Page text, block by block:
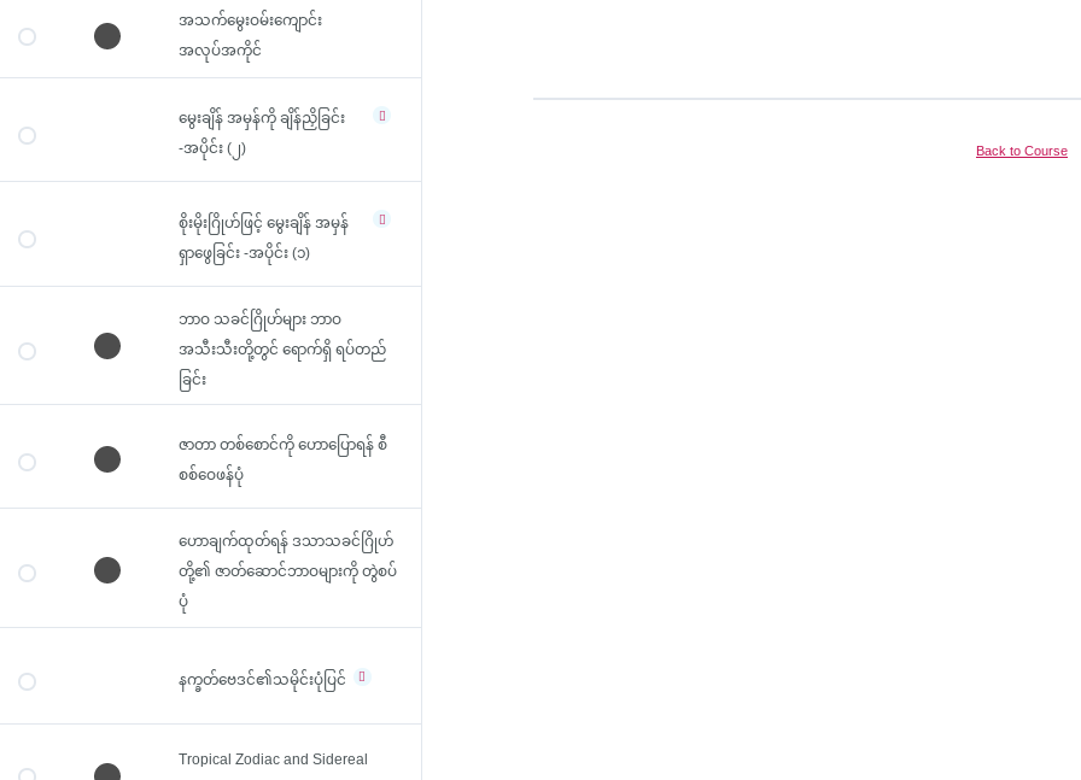
အသက်မွေးဝမ်းကျောင်း
အလုပ်အကိုင်
မွေးချိန် အမှန်ကို ချိန်ညှိခြင်း
-အပိုင်း (၂)
စိုးမိုးဂြိုဟ်ဖြင့် မွေးချိန် အမှန်
ရှာဖွေခြင်း -အပိုင်း (၁)
ဘာဝ သခင်ဂြိုဟ်များ ဘာဝ
အသီးသီးတို့တွင် ရောက်ရှိ ရပ်တည်
ခြင်း
ဇာတာ တစ်စောင်ကို ဟောပြောရန် စီ
စစ်ဝေဖန်ပုံ
ဟောချက်ထုတ်ရန် ဒသာသခင်ဂြိုဟ်
တို့၏ ဇာတ်ဆောင်ဘာဝများကို တွဲစပ်
ပုံ
နက္ခတ်ဗေဒင်၏သမိုင်းပုံပြင်
Tropical Zodiac and Sidereal
Back to Course
သင့်အကောင့်ထဲသို့ဝင်ပါ
ပြန်လည်ကြိုဆိုပါတယ်!
ပင်မ စာမျက်နှာ
ဆောင်းပါးများ
သင်ခန်းစာများ
၀က်ဘ်ဆိုဒ်အကြောင်း
အခမဲ့ Register လုပ်ရန်